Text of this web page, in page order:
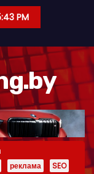
PM
реклама
SEO